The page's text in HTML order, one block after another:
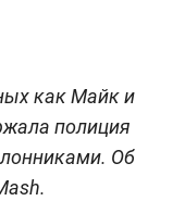
как Майк и
полиция
Об